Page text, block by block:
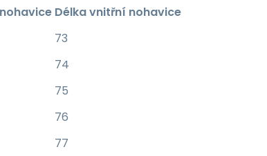
Délka vnitřní nohavice
73
74
75
76
77